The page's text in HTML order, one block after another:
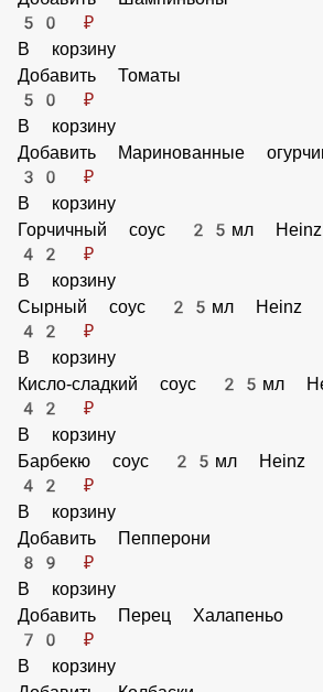
Двойной сыр Чеддер
79 ₽
В корзину
Добавить Шампиньоны
50 ₽
В корзину
Добавить Томаты
50 ₽
В корзину
Добавить Маринованные огурчики
30 ₽
В корзину
Горчичный соус 25мл Heinz
42 ₽
В корзину
Сырный соус 25мл Heinz
42 ₽
В корзину
Кисло-сладкий соус 25мл Heinz
42 ₽
В корзину